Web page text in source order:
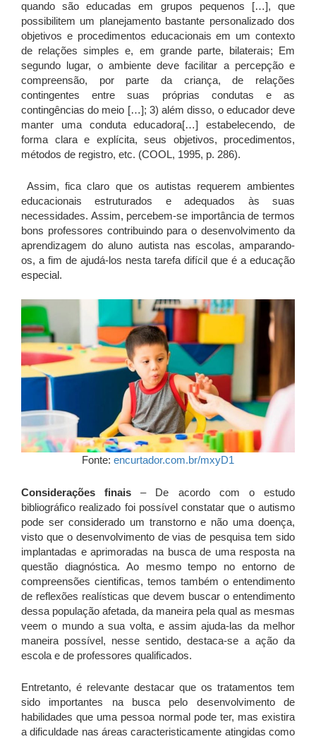
quando são educadas em grupos pequenos […], que
possibilitem um planejamento bastante personalizado dos
objetivos e procedimentos educacionais em um contexto
de relações simples e, em grande parte, bilaterais; Em
segundo lugar, o ambiente deve facilitar a percepção e
compreensão, por parte da criança, de relações
contingentes entre suas próprias condutas e as
contingências do meio […]; 3) além disso, o educador deve
manter uma conduta educadora[…] estabelecendo, de
forma clara e explícita, seus objetivos, procedimentos,
métodos de registro, etc. (COOL, 1995, p. 286).
Assim, fica claro que os autistas requerem ambientes
educacionais estruturados e adequados às suas
necessidades. Assim, percebem-se importância de termos
bons professores contribuindo para o desenvolvimento da
aprendizagem do aluno autista nas escolas, amparando-
os, a fim de ajudá-los nesta tarefa difícil que é a educação
especial.
Fonte: encurtador.com.br/mxyD1
Considerações finais – De acordo com o estudo
bibliográfico realizado foi possível constatar que o autismo
pode ser considerado um transtorno e não uma doença,
visto que o desenvolvimento de vias de pesquisa tem sido
implantadas e aprimoradas na busca de uma resposta na
questão diagnóstica. Ao mesmo tempo no entorno de
compreensões cientificas, temos também o entendimento
de reflexões realísticas que devem buscar o entendimento
dessa população afetada, da maneira pela qual as mesmas
veem o mundo a sua volta, e assim ajuda-las da melhor
maneira possível, nesse sentido, destaca-se a ação da
escola e de professores qualificados.
Entretanto, é relevante destacar que os tratamentos tem
sido importantes na busca pelo desenvolvimento de
habilidades que uma pessoa normal pode ter, mas existira
a dificuldade nas áreas caracteristicamente atingidas como